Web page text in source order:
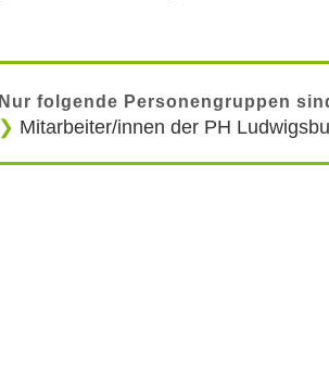
Nur folgende Personengruppen
Mitarbeiter/innen der PH